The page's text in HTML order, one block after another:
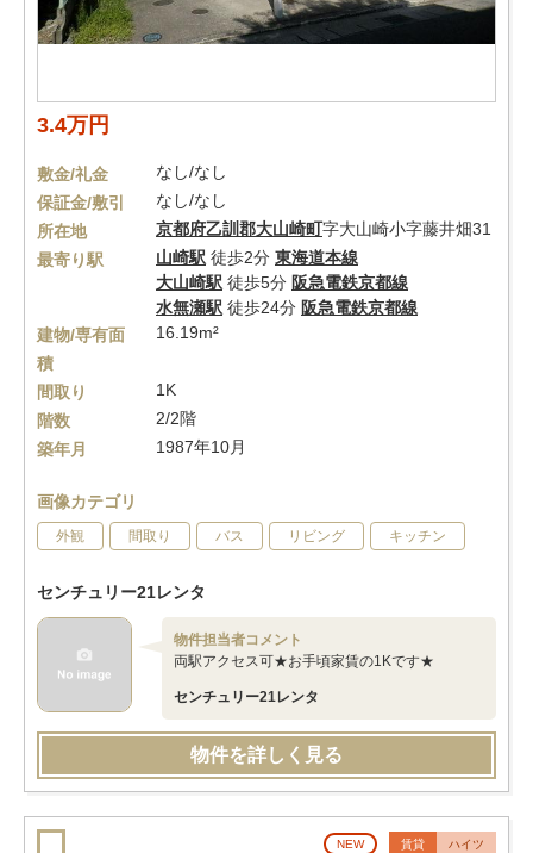
3.4万円
敷金/礼金
なし/なし
保証金/敷引
なし/なし
所在地
京都府乙訓郡大山崎町字大山崎小字藤井畑31
最寄り駅
山崎駅 徒歩2分 東海道本線
大山崎駅 徒歩5分 阪急電鉄京都線
水無瀬駅 徒歩24分 阪急電鉄京都線
建物/専有面
積
16.19m²
間取り
1K
階数
2/2階
築年月
1987年10月
画像カテゴリ
外観 間取り バス リビング キッチン
センチュリー21レンタ
物件担当者コメント
両駅アクセス可★お手頃家賃の1Kです★
センチュリー21レンタ
物件を詳しく見る
NEW 賃貸 ハイツ